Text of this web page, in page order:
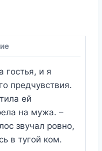
гостья, и я
предчувствия.
ей
на мужа. –
звучал ровно,
в тугой ком.